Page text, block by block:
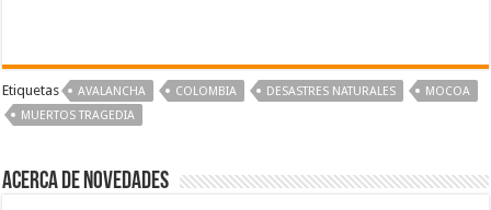
Etiquetas AVALANCHA COLOMBIA DESASTRES NATURALES
MOCOA
MUERTOS TRAGEDIA
Acerca de NOVEDADES